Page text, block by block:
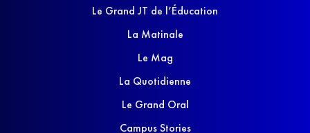
Le Grand JT de l’Éducation
La Matinale
Le Mag
La Quotidienne
Le Grand Oral
Campus Stories